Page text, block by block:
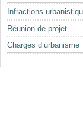
Infractions
Réunion de projet
Charges d’urbanisme